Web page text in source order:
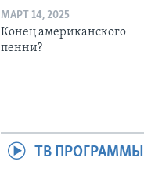
МАРТ 14, 2025
Конец американского
пенни?
ТВ ПРОГРАММЫ